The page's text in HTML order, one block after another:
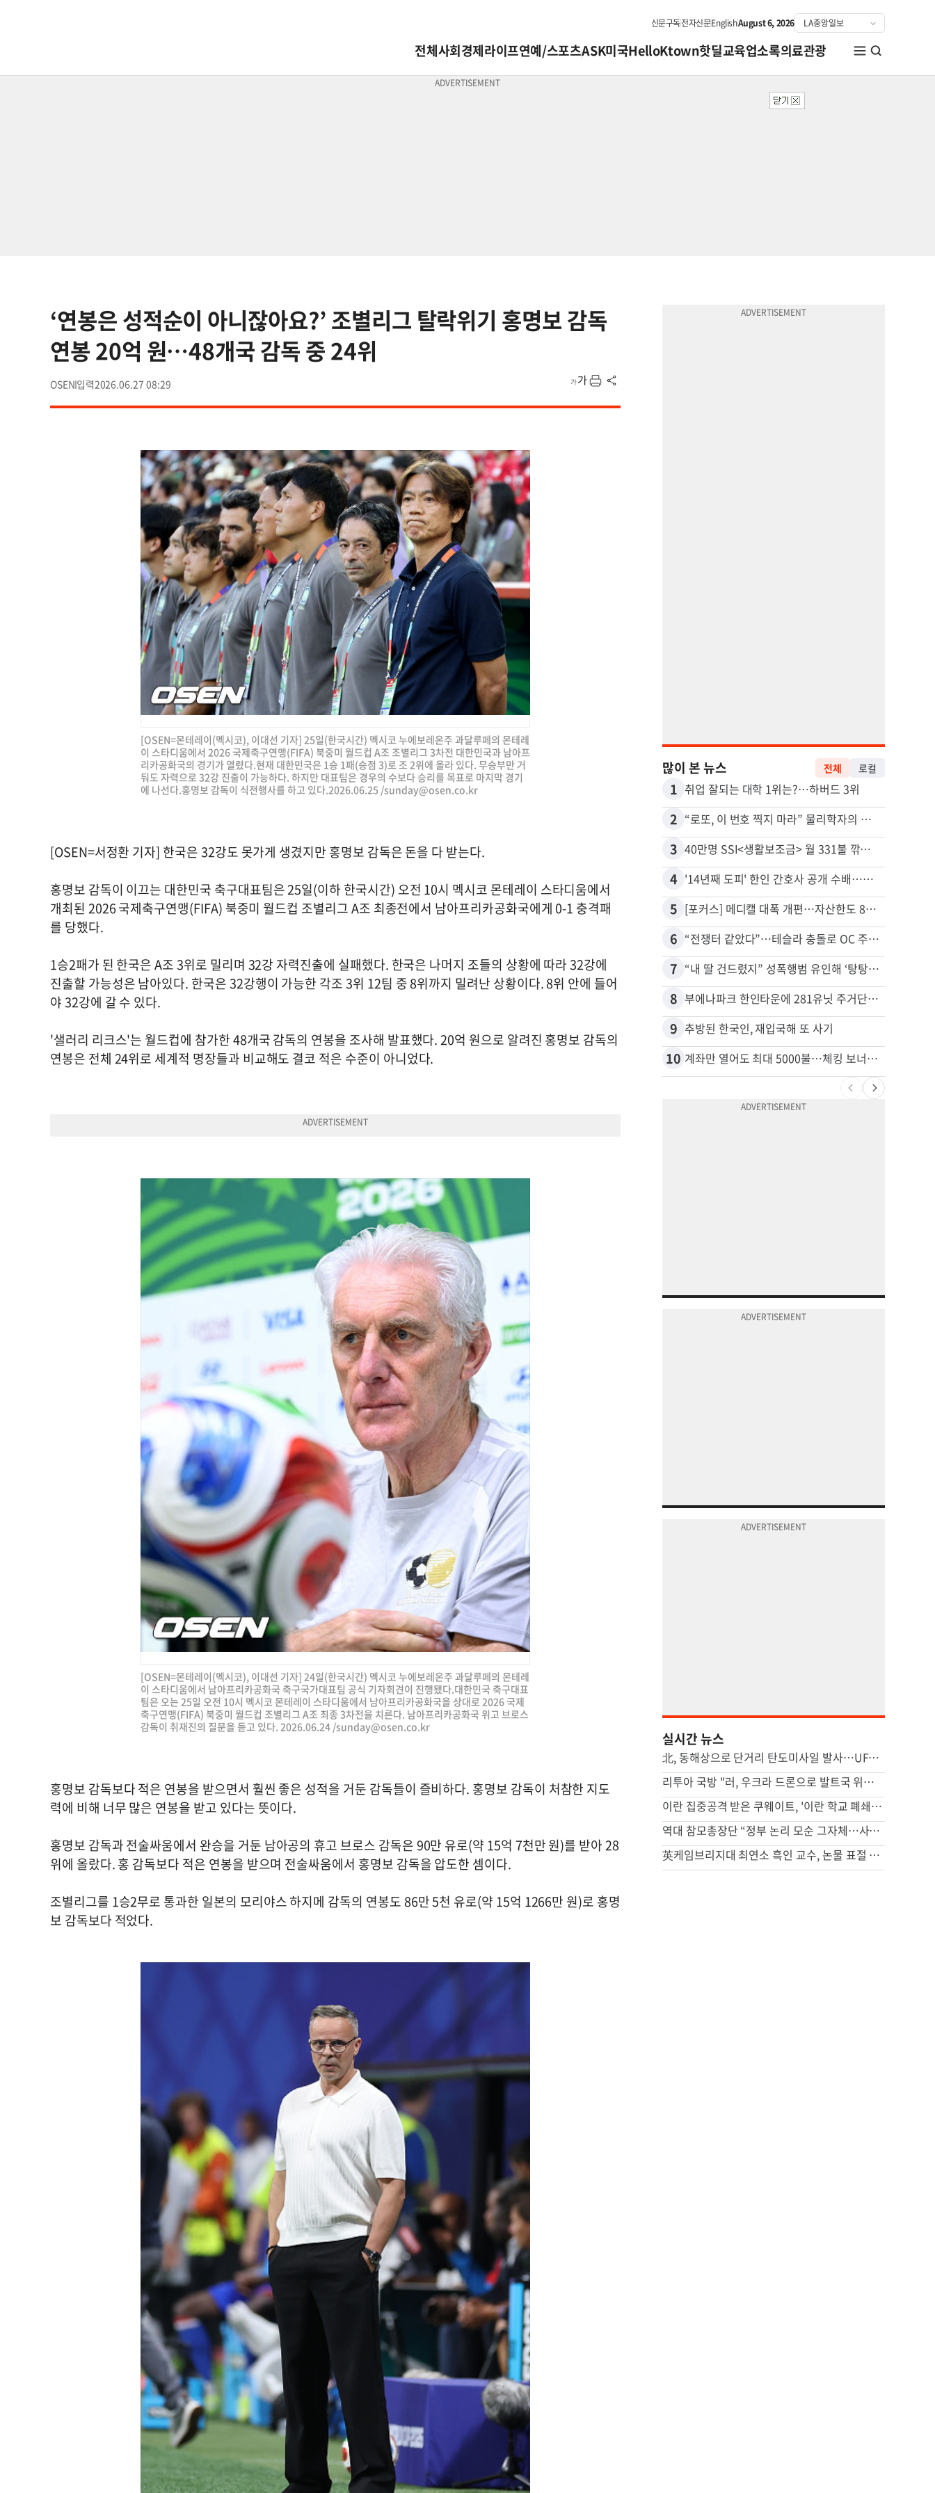
신문구독전자신문EnglishAugust 6, 2026
전체사회경제라이프연예/스포츠ASK미국HelloKtown핫딜교육업소록의료관광
‘연봉은 성적순이 아니잖아요?’ 조별리그 탈락위기 홍명보 감독
연봉 20억 원…48개국 감독 중 24위
OSEN 2026.06.27 08:29
[OSEN=몬테레이(멕시코), 이대선 기자] 25일(한국시간) 멕시코 누에보레온주 과달루페의 몬테레
이 스타디움에서 2026 국제축구연맹(FIFA) 북중미 월드컵 A조 조별리그 3차전 대한민국과 남아프
리카공화국의 경기가 열렸다.현재 대한민국은 1승 1패(승점 3)로 조 2위에 올라 있다. 무승부만 거
둬도 자력으로 32강 진출이 가능하다. 하지만 대표팀은 경우의 수보다 승리를 목표로 마지막 경기
에 나선다.홍명보 감독이 식전행사를 하고 있다.2026.06.25 /sunday@osen.co.kr
[OSEN=서정환 기자] 한국은 32강도 못가게 생겼지만 홍명보 감독은 돈을 다 받는다.
홍명보 감독이 이끄는 대한민국 축구대표팀은 25일(이하 한국시간) 오전 10시 멕시코 몬테레이 스타디움에서
개최된 2026 국제축구연맹(FIFA) 북중미 월드컵 조별리그 A조 최종전에서 남아프리카공화국에게 0-1 충격패
를 당했다.
1승2패가 된 한국은 A조 3위로 밀리며 32강 자력진출에 실패했다. 한국은 나머지 조들의 상황에 따라 32강에
진출할 가능성은 남아있다. 한국은 32강행이 가능한 각조 3위 12팀 중 8위까지 밀려난 상황이다. 8위 안에 들어
야 32강에 갈 수 있다.
'샐러리 리크스'는 월드컵에 참가한 48개국 감독의 연봉을 조사해 발표했다. 20억 원으로 알려진 홍명보 감독의
연봉은 전체 24위로 세계적 명장들과 비교해도 결코 적은 수준이 아니었다.
[OSEN=몬테레이(멕시코), 이대선 기자] 24일(한국시간) 멕시코 누에보레온주 과달루페의 몬테레
이 스타디움에서 남아프리카공화국 축구국가대표팀 공식 기자회견이 진행됐다.대한민국 축구대표
팀은 오는 25일 오전 10시 멕시코 몬테레이 스타디움에서 남아프리카공화국을 상대로 2026 국제
축구연맹(FIFA) 북중미 월드컵 조별리그 A조 최종 3차전을 치른다. 남아프리카공화국 위고 브로스
감독이 취재진의 질문을 듣고 있다. 2026.06.24 /sunday@osen.co.kr
홍명보 감독보다 적은 연봉을 받으면서 훨씬 좋은 성적을 거둔 감독들이 즐비하다. 홍명보 감독이 처참한 지도
력에 비해 너무 많은 연봉을 받고 있다는 뜻이다.
홍명보 감독과 전술싸움에서 완승을 거둔 남아공의 휴고 브로스 감독은 90만 유로(약 15억 7천만 원)를 받아 28
위에 올랐다. 홍 감독보다 적은 연봉을 받으며 전술싸움에서 홍명보 감독을 압도한 셈이다.
조별리그를 1승2무로 통과한 일본의 모리야스 하지메 감독의 연봉도 86만 5천 유로(약 15억 1266만 원)로 홍명
보 감독보다 적었다.
많이 본 뉴스 전체 로컬
1 취업 잘되는 대학 1위는?…하버드 3위
2 “로또, 이 번호 찍지 마라” 물리학자의 당첨금 높이는 비밀
3 40만명 SSI<생활보조금> 월 331불 깎이나
4 '14년째 도피' 한인 간호사 공개 수배…메디케어 사기 유죄
5 [포커스] 메디캘 대폭 개편…자산한도 84% 축소
6 “전쟁터 같았다”…테슬라 충돌로 OC 주택 4채 파손
7 “내 딸 건드렸지” 성폭행범 유인해 ‘탕탕’…아빠의 복수 결말
8 부에나파크 한인타운에 281유닛 주거단지 들어선다
9 추방된 한국인, 재입국해 또 사기
10 계좌만 열어도 최대 5000불…체킹 보너스 무한 경쟁
실시간 뉴스
北, 동해상으로 단거리 탄도미사일 발사…UFS 앞두고 무력시위
리투아 국방 "러, 우크라 드론으로 발트국 위장공격 할수도"
이란 집중공격 받은 쿠웨이트, '이란 학교 폐쇄' 명령
역대 참모총장단 “정부 논리 모순 그자체…사관학교 통합, 재검토해야”
英케임브리지대 최연소 흑인 교수, 논물 표절 의혹에 사임